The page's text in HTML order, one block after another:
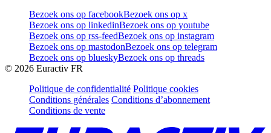
Bezoek ons op facebookBezoek ons op x
Bezoek ons op linkedinBezoek ons op youtube
Bezoek ons op rss-feedBezoek ons op instagram
Bezoek ons op mastodonBezoek ons op telegram
Bezoek ons op blueskyBezoek ons op threads
© 2026 Euractiv FR
Politique de confidentialité Politique cookies
Conditions générales Conditions d’abonnement
Conditions de vente